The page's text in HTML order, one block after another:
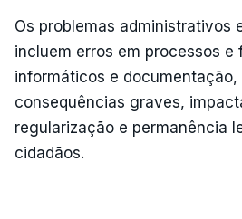
Os problemas administrativos
incluem erros em processos e
informáticos e
consequências graves,
regularização e permanência
cidadãos.